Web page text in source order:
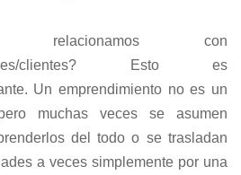
con
clientes? Esto es
Un emprendimiento no es un
muchas veces se asumen
del todo o se trasladan
a veces simplemente por una